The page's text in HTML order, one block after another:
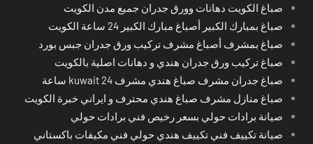
صباغ الكويت دهانات وورق جدران جميع مدن الكويت
صباغ بمبارك الكبير أصباغ مبارك الكبير 24 ساعة الكويت
صباغ بمشرف أصباغ مشرف تركيب ورق جدران جبس بورد
صباغ تركيب ورق جدران هندي و دهانات اصلية بالكويت
صباغ جدران مشرف صباغ هندي مشرف kuwait 24 ساعة
صباغ منازل مشرف صباغ هندي محترف و ايراني خبرة الكويت
صيانة برادات حولي بسعر رخيص فني برادات حولي
صيانة تكييف فني تكييف هندي حولي فني مكيفات باكستاني